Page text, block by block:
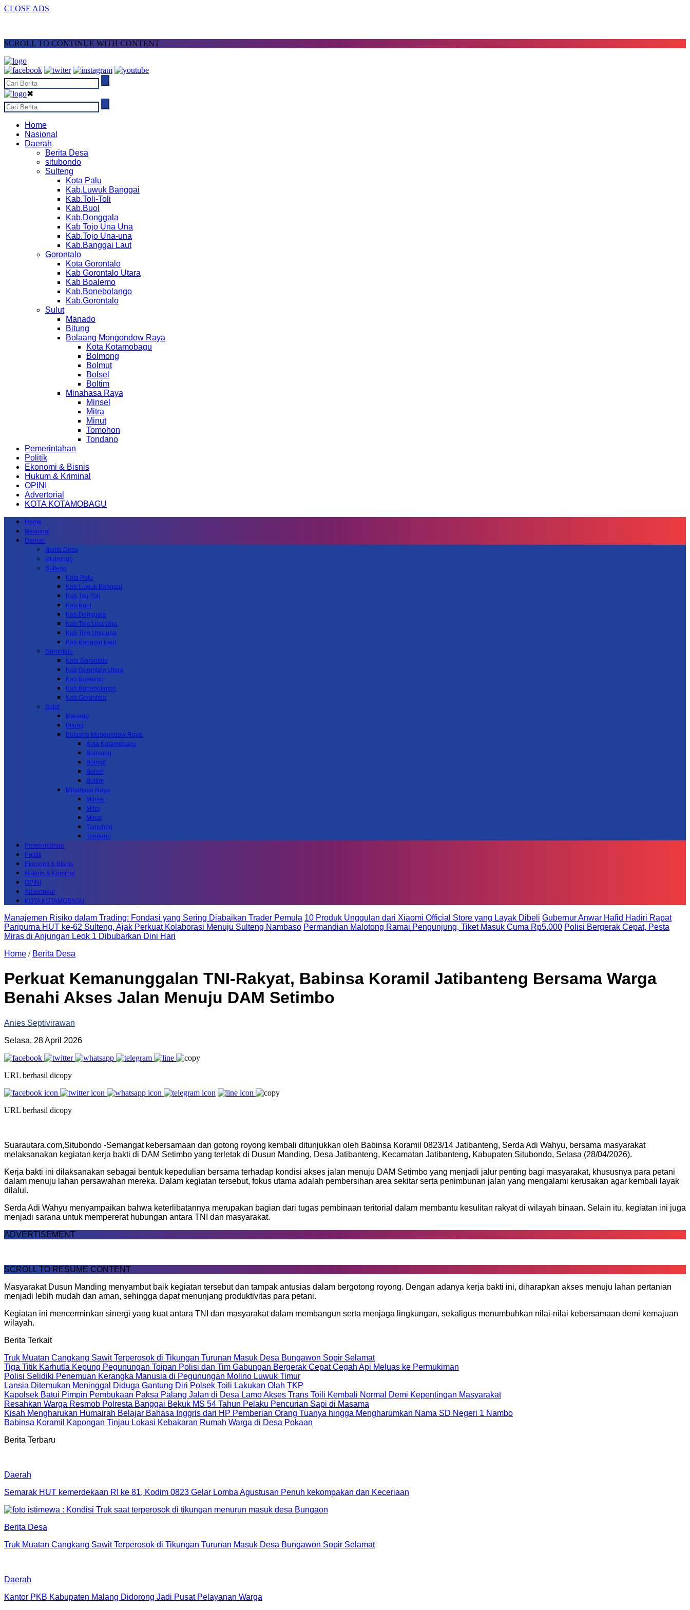
CLOSE ADS
SCROLL TO CONTINUE WITH CONTENT
✖
Home
Nasional
Daerah
Berita Desa
situbondo
Sulteng
Kota Palu
Kab.Luwuk Banggai
Kab.Toli-Toli
Kab.Buol
Kab.Donggala
Kab Tojo Una Una
Kab.Tojo Una-una
Kab.Banggai Laut
Gorontalo
Kota Gorontalo
Kab Gorontalo Utara
Kab Boalemo
Kab.Bonebolango
Kab.Gorontalo
Sulut
Manado
Bitung
Bolaang Mongondow Raya
Kota Kotamobagu
Bolmong
Bolmut
Bolsel
Boltim
Minahasa Raya
Minsel
Mitra
Minut
Tomohon
Tondano
Pemerintahan
Politik
Ekonomi & Bisnis
Hukum & Kriminal
OPINI
Advertorial
KOTA KOTAMOBAGU
Home
Nasional
Daerah
Berita Desa
situbondo
Sulteng
Kota Palu
Kab.Luwuk Banggai
Kab.Toli-Toli
Kab.Buol
Kab.Donggala
Kab Tojo Una Una
Kab.Tojo Una-una
Kab.Banggai Laut
Gorontalo
Kota Gorontalo
Kab Gorontalo Utara
Kab Boalemo
Kab.Bonebolango
Kab.Gorontalo
Sulut
Manado
Bitung
Bolaang Mongondow Raya
Kota Kotamobagu
Bolmong
Bolmut
Bolsel
Boltim
Minahasa Raya
Minsel
Mitra
Minut
Tomohon
Tondano
Pemerintahan
Politik
Ekonomi & Bisnis
Hukum & Kriminal
OPINI
Advertorial
KOTA KOTAMOBAGU
Manajemen Risiko dalam Trading: Fondasi yang Sering Diabaikan Trader Pemula 10 Produk Unggulan dari Xiaomi Official Store yang Layak Dibeli Gubernur Anwar Hafid Hadiri Rapat
Paripurna HUT ke-62 Sulteng, Ajak Perkuat Kolaborasi Menuju Sulteng Nambaso Permandian Malotong Ramai Pengunjung, Tiket Masuk Cuma Rp5.000 Polisi Bergerak Cepat, Pesta
Miras di Anjungan Leok 1 Dibubarkan Dini Hari
Home / Berita Desa
Perkuat Kemanunggalan TNI-Rakyat, Babinsa Koramil Jatibanteng Bersama Warga
Benahi Akses Jalan Menuju DAM Setimbo
Anies Septivirawan
Selasa, 28 April 2026
URL berhasil dicopy
URL berhasil dicopy
Suarautara.com,Situbondo -Semangat kebersamaan dan gotong royong kembali ditunjukkan oleh Babinsa Koramil 0823/14 Jatibanteng, Serda Adi Wahyu, bersama masyarakat
melaksanakan kegiatan kerja bakti di DAM Setimbo yang terletak di Dusun Manding, Desa Jatibanteng, Kecamatan Jatibanteng, Kabupaten Situbondo, Selasa (28/04/2026).
Kerja bakti ini dilaksanakan sebagai bentuk kepedulian bersama terhadap kondisi akses jalan menuju DAM Setimbo yang menjadi jalur penting bagi masyarakat, khususnya para petani
dalam menuju lahan persawahan mereka. Dalam kegiatan tersebut, fokus utama adalah pembersihan area sekitar serta penimbunan jalan yang mengalami kerusakan agar kembali layak
dilalui.
Serda Adi Wahyu menyampaikan bahwa keterlibatannya merupakan bagian dari tugas pembinaan teritorial dalam membantu kesulitan rakyat di wilayah binaan. Selain itu, kegiatan ini juga
menjadi sarana untuk mempererat hubungan antara TNI dan masyarakat.
ADVERTISEMENT
SCROLL TO RESUME CONTENT
Masyarakat Dusun Manding menyambut baik kegiatan tersebut dan tampak antusias dalam bergotong royong. Dengan adanya kerja bakti ini, diharapkan akses menuju lahan pertanian
menjadi lebih mudah dan aman, sehingga dapat menunjang produktivitas para petani.
Kegiatan ini mencerminkan sinergi yang kuat antara TNI dan masyarakat dalam membangun serta menjaga lingkungan, sekaligus menumbuhkan nilai-nilai kebersamaan demi kemajuan
wilayah.
Berita Terkait
Truk Muatan Cangkang Sawit Terperosok di Tikungan Turunan Masuk Desa Bungawon Sopir Selamat
Tiga Titik Karhutla Kepung Pegunungan Toipan Polisi dan Tim Gabungan Bergerak Cepat Cegah Api Meluas ke Permukiman
Polisi Selidiki Penemuan Kerangka Manusia di Pegunungan Molino Luwuk Timur
Lansia Ditemukan Meninggal Diduga Gantung Diri Polsek Toili Lakukan Olah TKP
Kapolsek Batui Pimpin Pembukaan Paksa Palang Jalan di Desa Lamo Akses Trans Toili Kembali Normal Demi Kepentingan Masyarakat
Resahkan Warga Resmob Polresta Banggai Bekuk MS 54 Tahun Pelaku Pencurian Sapi di Masama
Kisah Mengharukan Humairah Belajar Bahasa Inggris dari HP Pemberian Orang Tuanya hingga Mengharumkan Nama SD Negeri 1 Nambo
Babinsa Koramil Kapongan Tinjau Lokasi Kebakaran Rumah Warga di Desa Pokaan
Berita Terbaru
Daerah
Semarak HUT kemerdekaan RI ke 81, Kodim 0823 Gelar Lomba Agustusan Penuh kekompakan dan Keceriaan
Berita Desa
Truk Muatan Cangkang Sawit Terperosok di Tikungan Turunan Masuk Desa Bungawon Sopir Selamat
Daerah
Kantor PKB Kabupaten Malang Didorong Jadi Pusat Pelayanan Warga